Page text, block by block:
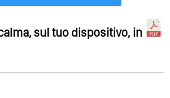
sul tuo dispositivo, in